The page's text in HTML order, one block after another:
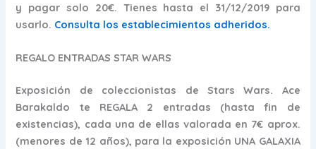
y pagar solo 20€. Tienes hasta el 31/12/2019 para
usarlo. Consulta los establecimientos adheridos.
REGALO ENTRADAS STAR WARS
Exposición de coleccionistas de Stars Wars. Ace
Barakaldo te REGALA 2 entradas (hasta fin de
existencias), cada una de ellas valorada en 7€ aprox.
(menores de 12 años), para la exposición UNA GALAXIA